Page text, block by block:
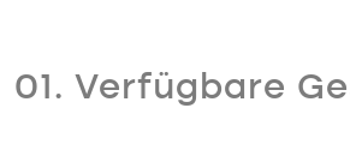
01. Verfügbare